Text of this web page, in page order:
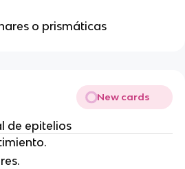
o prismáticas
New cards
de epitelios